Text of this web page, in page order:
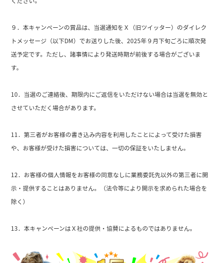
９．本キャンペーンの賞品は、当選通知をＸ（旧ツイッター）のダイレク
トメッセージ（以下DM）でお送りした後、2025年９月下旬ごろに順次発
送予定です。ただし、諸事情により発送時期が前後する場合がございま
す。
10．当選のご連絡後、期限内にご返信をいただけない場合は当選を無効と
させていただく場合があります。
11．第三者がお客様の書き込み内容を利用したことによって受けた損害
や、お客様が受けた損害については、一切の保証をいたしません。
12．お客様の個人情報をお客様の同意なしに業務委託先以外の第三者に開
示・提供することはありません。（法令等により開示を求められた場合を
除く）
13．本キャンペーンはＸ社の提供・協賛によるものではありません。